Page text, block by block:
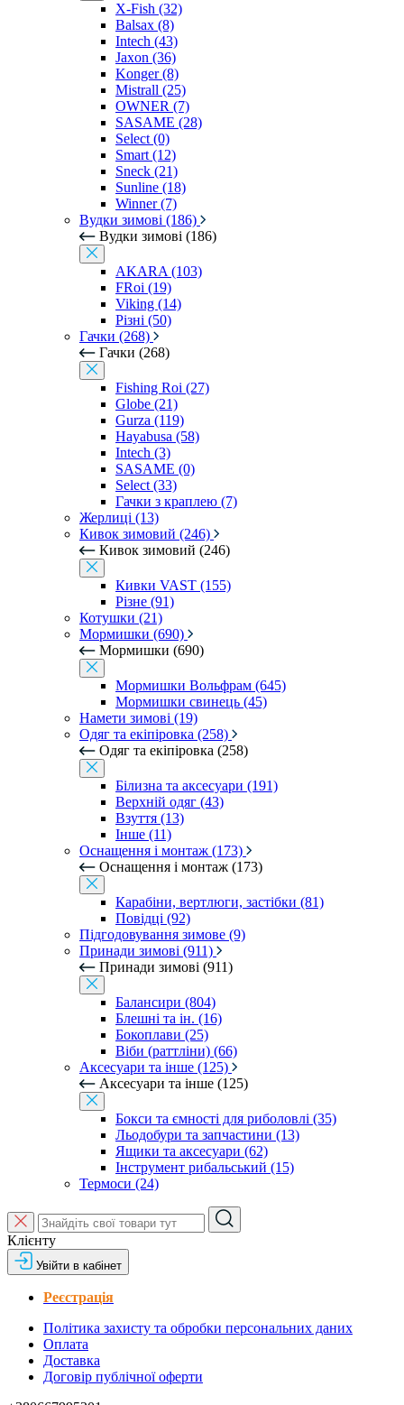
X-Fish (32)
Balsax (8)
Intech (43)
Jaxon (36)
Konger (8)
Mistrall (25)
OWNER (7)
SASAME (28)
Select (0)
Smart (12)
Sneck (21)
Sunline (18)
Winner (7)
Вудки зимові (186)
Вудки зимові (186)
AKARA (103)
FRoi (19)
Viking (14)
Різні (50)
Гачки (268)
Гачки (268)
Fishing Roi (27)
Globe (21)
Gurza (119)
Hayabusa (58)
Intech (3)
SASAME (0)
Select (33)
Гачки з краплею (7)
Жерлиці (13)
Кивок зимовий (246)
Кивок зимовий (246)
Кивки VAST (155)
Різне (91)
Котушки (21)
Мормишки (690)
Мормишки (690)
Мормишки Вольфрам (645)
Мормишки свинець (45)
Намети зимові (19)
Одяг та екіпіровка (258)
Одяг та екіпіровка (258)
Білизна та аксесуари (191)
Верхній одяг (43)
Взуття (13)
Інше (11)
Оснащення і монтаж (173)
Оснащення і монтаж (173)
Карабіни, вертлюги, застібки (81)
Повідці (92)
Підгодовування зимове (9)
Принади зимові (911)
Принади зимові (911)
Балансири (804)
Блешні та ін. (16)
Бокоплави (25)
Віби (раттліни) (66)
Аксесуари та інше (125)
Аксесуари та інше (125)
Бокси та ємності для риболовлі (35)
Льодобури та запчастини (13)
Ящики та аксесуари (62)
Інструмент рибальський (15)
Термоси (24)
Клієнту
Увійти в кабінет
Реєстрація
Політика захисту та обробки персональних даних
Оплата
Доставка
Договір публічної оферти